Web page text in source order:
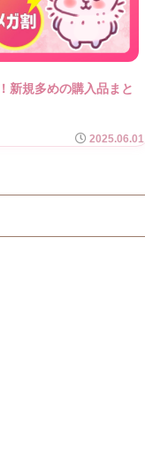
新規多めの購入品まと
2025.06.01